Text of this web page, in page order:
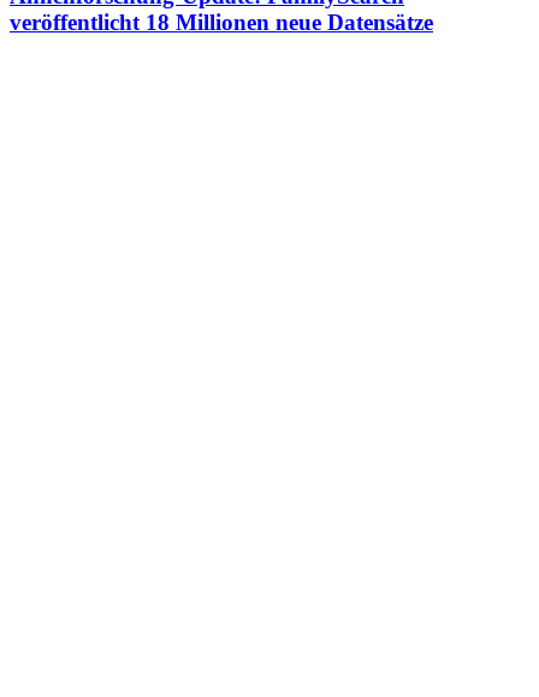
veröffentlicht 18 Millionen neue Datensätze